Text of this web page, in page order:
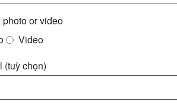
photo or video
Video
(tuỳ chọn)